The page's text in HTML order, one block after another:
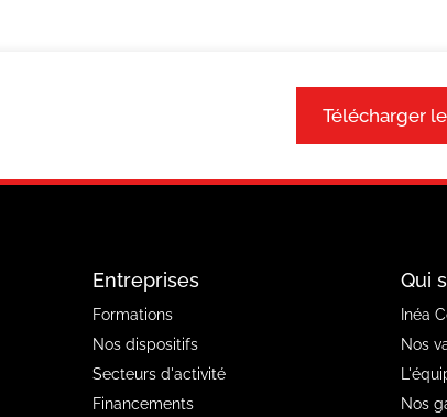
Télécharger
Entreprises
Formations
Nos dispositifs
Secteurs d'activité
Financements
Qui
Inéa
Nos
Nos